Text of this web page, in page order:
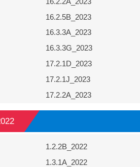
16.2.5B_2023
16.3.3A_2023
16.3.3G_2023
17.2.1D_2023
17.2.1J_2023
17.2.2A_2023
1.2.2B_2022
1.3.1A_2022